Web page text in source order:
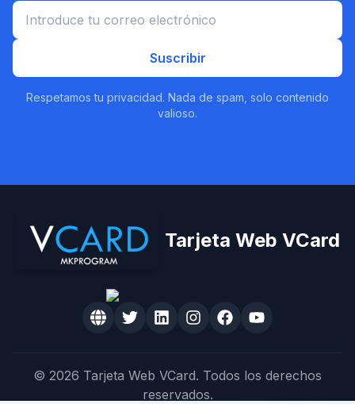
Suscribir
Respetamos tu privacidad. Nada de spam, solo contenido
valioso.
Tarjeta Web VCard
© 2026 Tarjeta Web VCard. Todos los derechos
reservados.